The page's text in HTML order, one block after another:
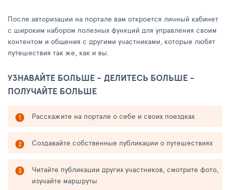
После авторизации на портале вам откроется личный кабинет
с широким набором полезных функций для управления своим
контентом и общения с другими участниками, которые любят
путешествия так же, как и вы.
УЗНАВАЙТЕ БОЛЬШЕ - ДЕЛИТЕСЬ БОЛЬШЕ -
ПОЛУЧАЙТЕ БОЛЬШЕ
Расскажите на портале о себе и своих поездках
Создавайте собственные публикации о путешествиях
Читайте публикации других участников, смотрите фото,
изучайте маршруты